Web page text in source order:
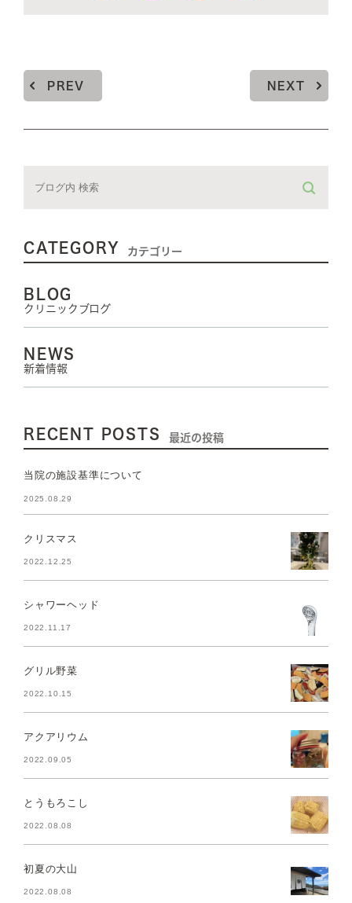
PREV NEXT
CATEGORY カテゴリー
BLOG
クリニックブログ
NEWS
新着情報
RECENT POSTS 最近の投稿
当院の施設基準について
2025.08.29
クリスマス
2022.12.25
シャワーヘッド
2022.11.17
グリル野菜
2022.10.15
アクアリウム
2022.09.05
とうもろこし
2022.08.08
初夏の大山
2022.08.08